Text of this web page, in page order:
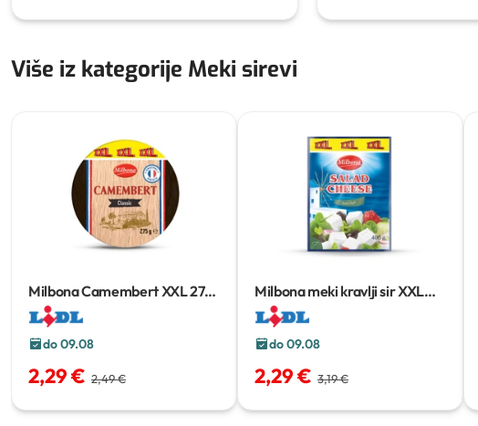
Više iz kategorije Meki sirevi
Milbona Camembert XXL275
g
do 09.08
2,29 € 2,49 €
Milbona meki kravlji sir XXL
400 g
do 09.08
2,29 € 3,19 €